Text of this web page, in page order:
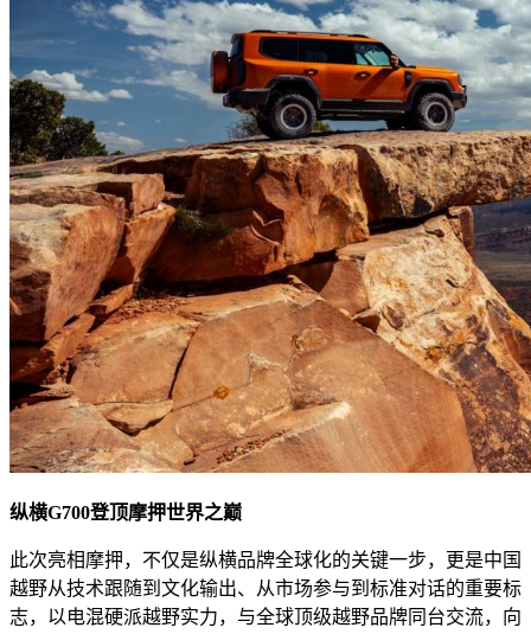
纵横G700登顶摩押世界之巅
此次亮相摩押，不仅是纵横品牌全球化的关键一步，更是中国
越野从技术跟随到文化输出、从市场参与到标准对话的重要标
志，以电混硬派越野实力，与全球顶级越野品牌同台交流，向